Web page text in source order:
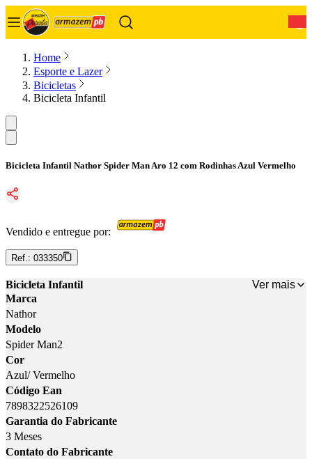
Home
Esporte e Lazer
Bicicletas
Bicicleta Infantil
Bicicleta Infantil Nathor Spider Man Aro 12 com Rodinhas Azul Vermelho
Vendido e entregue por:
Ref.: 033350
Bicicleta Infantil
Ver mais
Marca
Nathor
Modelo
Spider Man2
Cor
Azul/ Vermelho
Código Ean
7898322526109
Garantia do Fabricante
3 Meses
Contato do Fabricante